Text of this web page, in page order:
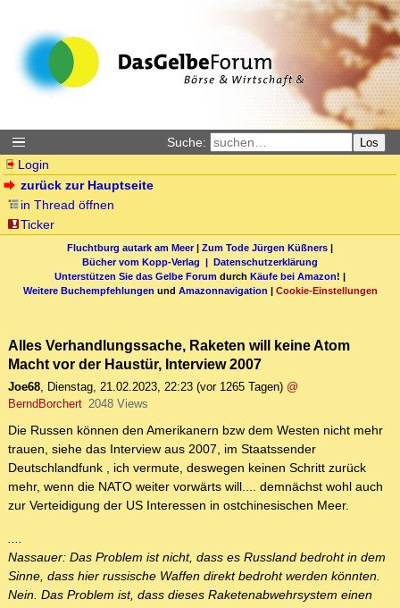
Suche: Los
Login
zurück zur Hauptseite
in Thread öffnen
Ticker
Fluchtburg autark am Meer| Zum Tode Jürgen Küßners |
Bücher vom Kopp-Verlag | Datenschutzerklärung
Unterstützen Sie das Gelbe Forum durch Käufe bei Amazon! |
Weitere Buchempfehlungen und Amazonnavigation | Cookie-Einstellungen
Alles Verhandlungssache, Raketen will keine Atom
Macht vor der Haustür, Interview 2007
Joe68, Dienstag, 21.02.2023, 22:23 (vor 1265 Tagen) @
BerndBorchert 2048 Views
Die Russen können den Amerikanern bzw dem Westen nicht mehr
trauen, siehe das Interview aus 2007, im Staatssender
Deutschlandfunk , ich vermute, deswegen keinen Schritt zurück
mehr, wenn die NATO weiter vorwärts will.... demnächst wohl auch
zur Verteidigung der US Interessen in ostchinesischen Meer.
....
Nassauer: Das Problem ist nicht, dass es Russland bedroht in dem
Sinne, dass hier russische Waffen direkt bedroht werden könnten.
Nein. Das Problem ist, dass dieses Raketenabwehrsystem einen